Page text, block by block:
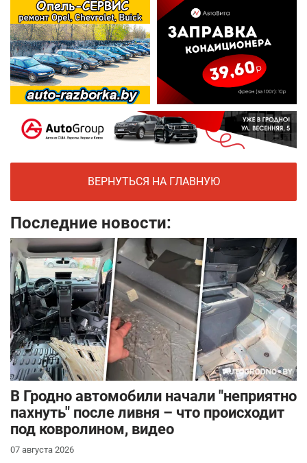
ВЕРНУТЬСЯ НА ГЛАВНУЮ
Последние новости:
В Гродно автомобили начали "неприятно
пахнуть" после ливня – что происходит
под ковролином, видео
07 августа 2026